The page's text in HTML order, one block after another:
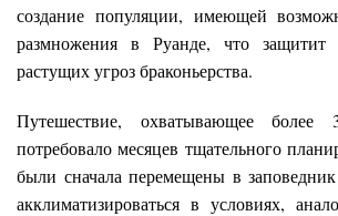
создание популяции, имеющей
размножения в Руанде, что защитит
растущих угроз браконьерства.
Путешествие, охватывающее более
потребовало месяцев тщательного
были сначала перемещены в
акклиматизироваться в условиях,